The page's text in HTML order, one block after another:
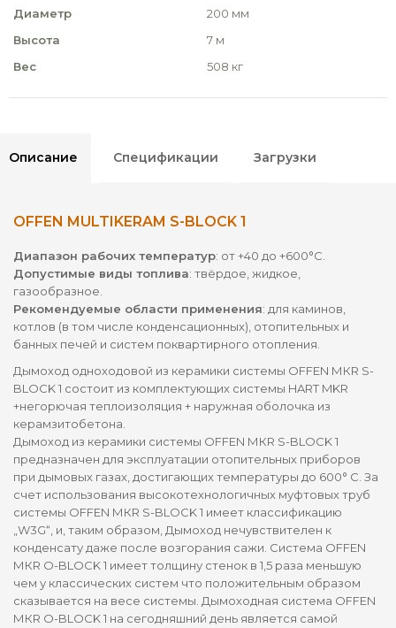
Диаметр
200 мм
Высота
7 м
Вес
508 кг
Описание Спецификации Загрузки
OFFEN MULTIKERAM S-BLOCK 1
Диапазон рабочих температур: от +40 до +600°С.
Допустимые виды топлива: твёрдое, жидкое,
газообразное.
Рекомендуемые области применения: для каминов,
котлов (в том числе конденсационных), отопительных и
банных печей и систем поквартирного отопления.
Дымоход одноходовой из керамики системы OFFEN МКR S-
BLOCK 1 состоит из комплектующих системы HART MKR
+негорючая теплоизоляция + наружная оболочка из
керамзитобетона.
Дымоход из керамики системы OFFEN МКR S-BLOCK 1
предназначен для эксплуатации отопительных приборов
при дымовых газах, достигающих температуры до 600° C. За
счет использования высокотехнологичных муфтовых труб
системы OFFEN МКR S-BLOCK 1 имеет классификацию
„W3G“, и, таким образом, Дымоход нечувствителен к
конденсату даже после возгорания сажи. Система OFFEN
МКR O-BLOCK 1 имеет толщину стенок в 1,5 раза меньшую
чем у классических систем что положительным образом
сказывается на весе системы. Дымоходная система OFFEN
МКR O-BLOCK 1 на сегодняшний день является самой